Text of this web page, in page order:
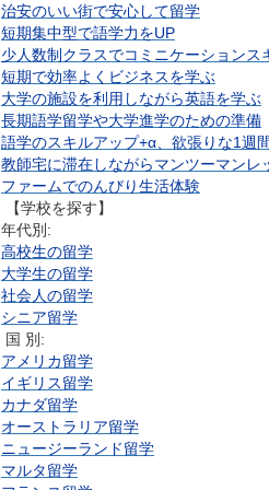
治安のいい街で安心して留学
短期集中型で語学力をUP
少人数制クラスでコミニケーションス
短期で効率よくビジネスを学ぶ
大学の施設を利用しながら英語を学ぶ
長期語学留学や大学進学のための準備
語学のスキルアップ+α、欲張りな1週
教師宅に滞在しながらマンツーマンレ
ファームでのんびり生活体験
【学校を探す】
年代別:
高校生の留学
大学生の留学
社会人の留学
シニア留学
国 別:
アメリカ留学
イギリス留学
カナダ留学
オーストラリア留学
ニュージーランド留学
マルタ留学